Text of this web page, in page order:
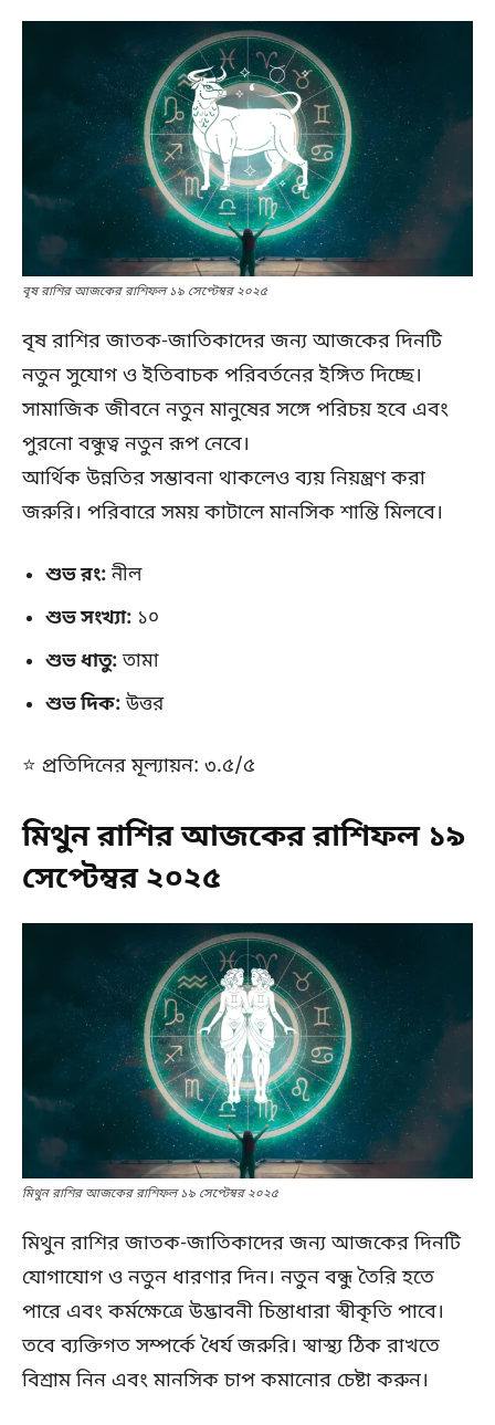
বৃষ রাশির আজকের রাশিফল ১৯ সেপ্টেম্বর ২০২৫
বৃষ রাশির জাতক-জাতিকাদের জন্য আজকের দিনটি
নতুন সুযোগ ও ইতিবাচক পরিবর্তনের ইঙ্গিত দিচ্ছে।
সামাজিক জীবনে নতুন মানুষের সঙ্গে পরিচয় হবে এবং
পুরনো বন্ধুত্ব নতুন রূপ নেবে।
আর্থিক উন্নতির সম্ভাবনা থাকলেও ব্যয় নিয়ন্ত্রণ করা
জরুরি। পরিবারে সময় কাটালে মানসিক শান্তি মিলবে।
শুভ রং:নীল
শুভ সংখ্যা: ১০
শুভ ধাতু:তামা
শুভ দিক:উত্তর
⭐ প্রতিদিনের মূল্যায়ন: ৩.৫/৫
মিথুন রাশির আজকের রাশিফল ১৯
সেপ্টেম্বর ২০২৫
মিথুন রাশির আজকের রাশিফল ১৯ সেপ্টেম্বর ২০২৫
মিথুন রাশির জাতক-জাতিকাদের জন্য আজকের দিনটি
যোগাযোগ ও নতুন ধারণার দিন। নতুন বন্ধু তৈরি হতে
পারে এবং কর্মক্ষেত্রে উদ্ভাবনী চিন্তাধারা স্বীকৃতি পাবে।
তবে ব্যক্তিগত সম্পর্কে ধৈর্য জরুরি। স্বাস্থ্য ঠিক রাখতে
বিশ্রাম নিন এবং মানসিক চাপ কমানোর চেষ্টা করুন।